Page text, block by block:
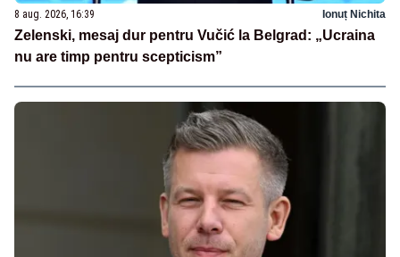
8 aug. 2026, 16:39 Ionuț Nichita
Zelenski, mesaj dur pentru Vučić la Belgrad: „Ucraina
nu are timp pentru scepticism”